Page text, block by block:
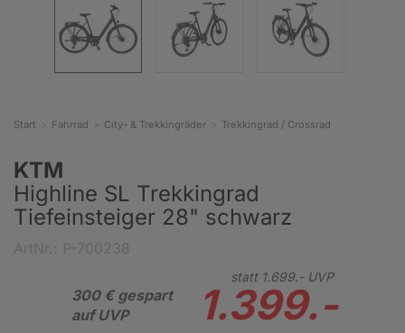
Start Fahrrad City- & Trekkingräder Trekkingrad / Crossrad
KTM
Highline SL Trekkingrad
Tiefeinsteiger 28" schwarz
300 € gespart
auf UVP
statt 1.699.-UVP
1.399.-